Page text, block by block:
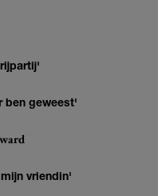
ben geweest'
vriendin'